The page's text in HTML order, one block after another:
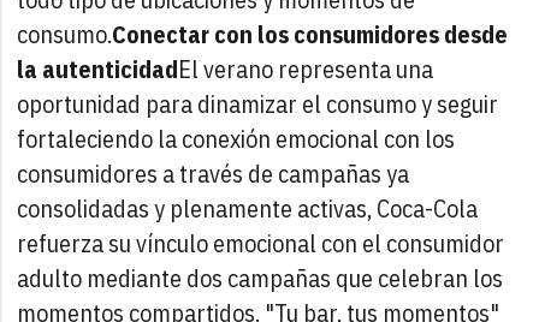
consumo.Conectar con los consumidores desde
la autenticidadEl verano representa una
oportunidad para dinamizar el consumo y seguir
fortaleciendo la conexión emocional con los
consumidores a través de campañas ya
consolidadas y plenamente activas, Coca-Cola
refuerza su vínculo emocional con el consumidor
adulto mediante dos campañas que celebran los
momentos compartidos. "Tu bar, tus momentos"